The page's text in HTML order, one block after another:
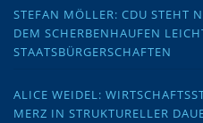
STEFAN MÖLLER: CDU STEHT
DEM SCHERBENHAUFEN
STAATSBÜRGERSCHAFTEN
ALICE WEIDEL:
MERZ IN STRUKTURELLER